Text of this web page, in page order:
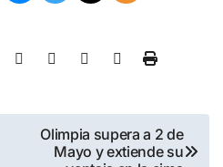
Olimpia supera a 2 de
Mayo y extiende su